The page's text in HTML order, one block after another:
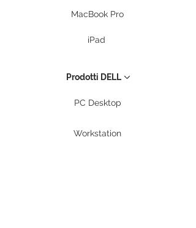
MacBook Pro
iPad
Prodotti DELL
PC Desktop
Workstation